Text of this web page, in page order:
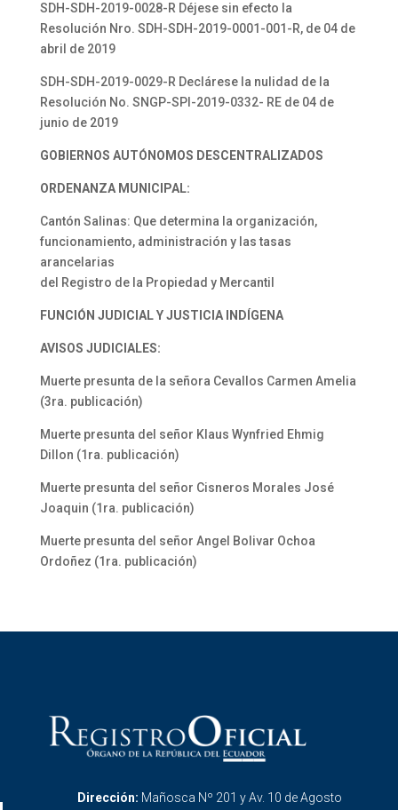
SDH-SDH-2019-0028-R Déjese sin efecto la
Resolución Nro. SDH-SDH-2019-0001-001-R, de 04 de
abril de 2019
SDH-SDH-2019-0029-R Declárese la nulidad de la
Resolución No. SNGP-SPI-2019-0332- RE de 04 de
junio de 2019
GOBIERNOS AUTÓNOMOS DESCENTRALIZADOS
ORDENANZA MUNICIPAL:
Cantón Salinas: Que determina la organización,
funcionamiento, administración y las tasas
arancelarias
del Registro de la Propiedad y Mercantil
FUNCIÓN JUDICIAL Y JUSTICIA INDÍGENA
AVISOS JUDICIALES:
Muerte presunta de la señora Cevallos Carmen Amelia
(3ra. publicación)
Muerte presunta del señor Klaus Wynfried Ehmig
Dillon (1ra. publicación)
Muerte presunta del señor Cisneros Morales José
Joaquin (1ra. publicación)
Muerte presunta del señor Angel Bolivar Ochoa
Ordoñez (1ra. publicación)
Dirección: Mañosca Nº 201 y Av. 10 de Agosto